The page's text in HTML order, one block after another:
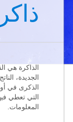
الذاكرة هي
الجديدة،
الذكرى في
التي تعطي
المعلومات.